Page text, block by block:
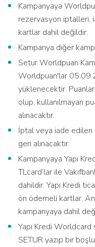
Kampanyaya
rezervasyon iptalleri,
kartlar dahil değildir.
Kampanya diğer
Setur Worldpuan
Worldpuan'lar
yüklenecektir.
olup, kullanılmayan
alınacaktır.
İptal veya iade
geri alınacaktır.
Kampanyaya Yapı
TLcard’lar ile
dahildir. Yapı Kredi
ön ödemeli kartlar,
kampanyaya dahil
Yapı Kredi Worldcard
SETUR yazıp bir